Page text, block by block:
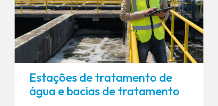
Estações de tratamento de
água e bacias de tratamento